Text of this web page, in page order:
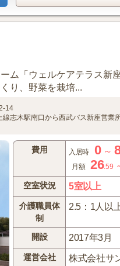
ム「ウェルケアテラス新
り、野菜を栽培...
14
線志木駅南口から西武バス新座営業
費用 入居時 0～
月額
26.59
空室状況 5室以上
介護職員体
制
2.5：1人以
開設 2017年3月
運営会社
株式会社サ